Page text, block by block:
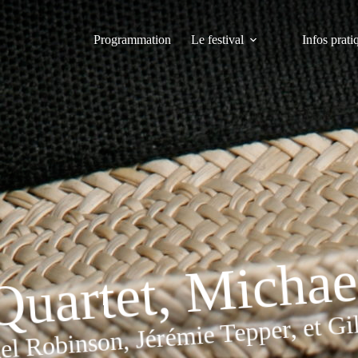
Programmation Le festival Infos